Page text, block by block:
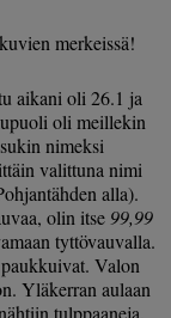
merkeissä!
aikani oli 26.1 ja
oli meillekin
nimeksi
valittuna nimi
alla).
olin itse 99,99
tyttövauvalla.
Valon
Yläkerran aulaan
tulppaaneja.